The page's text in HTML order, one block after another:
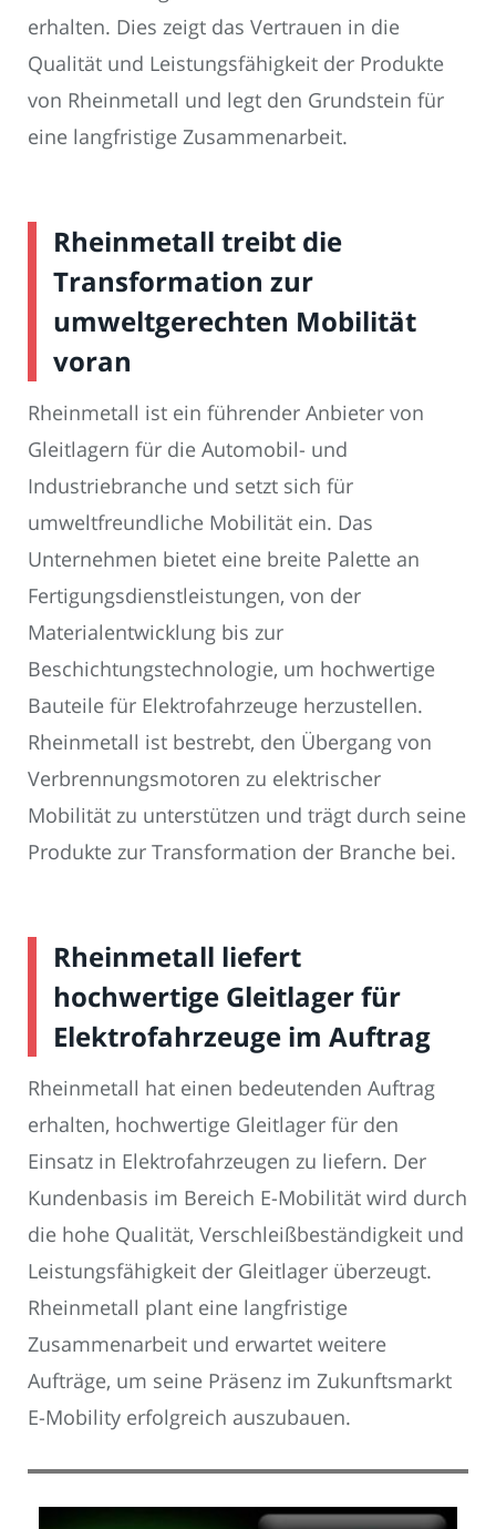
erhalten. Dies zeigt das Vertrauen in die
Qualität und Leistungsfähigkeit der Produkte
von Rheinmetall und legt den Grundstein für
eine langfristige Zusammenarbeit.
Rheinmetall treibt die
Transformation zur
umweltgerechten Mobilität
voran
Rheinmetall ist ein führender Anbieter von
Gleitlagern für die Automobil- und
Industriebranche und setzt sich für
umweltfreundliche Mobilität ein. Das
Unternehmen bietet eine breite Palette an
Fertigungsdienstleistungen, von der
Materialentwicklung bis zur
Beschichtungstechnologie, um hochwertige
Bauteile für Elektrofahrzeuge herzustellen.
Rheinmetall ist bestrebt, den Übergang von
Verbrennungsmotoren zu elektrischer
Mobilität zu unterstützen und trägt durch seine
Produkte zur Transformation der Branche bei.
Rheinmetall liefert
hochwertige Gleitlager für
Elektrofahrzeuge im Auftrag
Rheinmetall hat einen bedeutenden Auftrag
erhalten, hochwertige Gleitlager für den
Einsatz in Elektrofahrzeugen zu liefern. Der
Kundenbasis im Bereich E-Mobilität wird durch
die hohe Qualität, Verschleißbeständigkeit und
Leistungsfähigkeit der Gleitlager überzeugt.
Rheinmetall plant eine langfristige
Zusammenarbeit und erwartet weitere
Aufträge, um seine Präsenz im Zukunftsmarkt
E-Mobility erfolgreich auszubauen.